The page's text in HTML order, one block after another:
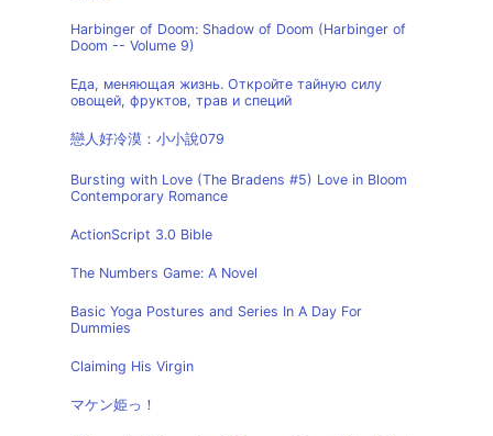
Harbinger of Doom: Shadow of Doom (Harbinger of
Doom -- Volume 9)
Еда, меняющая жизнь. Откройте тайную силу
овощей, фруктов, трав и специй
戀人好冷漠：小小說079
Bursting with Love (The Bradens #5) Love in Bloom
Contemporary Romance
ActionScript 3.0 Bible
The Numbers Game: A Novel
Basic Yoga Postures and Series In A Day For
Dummies
Claiming His Virgin
マケン姫っ！